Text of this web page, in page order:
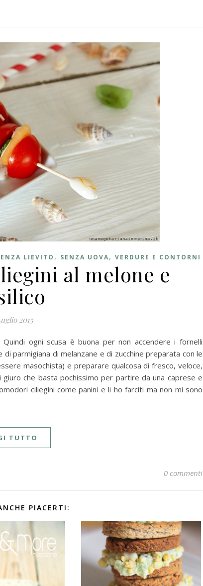
LIEVITO , SENZA UOVA, VERDURE E CONTORNI
al melone e
2015
ogni scusa è buona per non accendere i fornelli
parmigiana di melanzane e di zucchine preparata con le
masochista) e preparare qualcosa di fresco, veloce,
che basta pochissimo per partire da una caprese e
ciliegini come panini e li ho farciti ma non mi sono
TUTTO
0 commenti
PIACERTI: